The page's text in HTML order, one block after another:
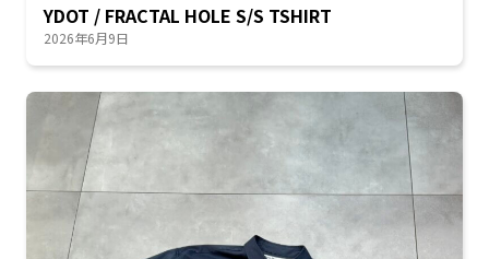
YDOT / FRACTAL HOLE S/S TSHIRT
2026年6月9日